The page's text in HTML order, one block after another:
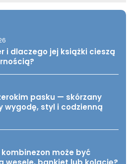
i dlaczego jej książki cieszą
pasku — skórzany
wygodę, styl i codzienną
może być